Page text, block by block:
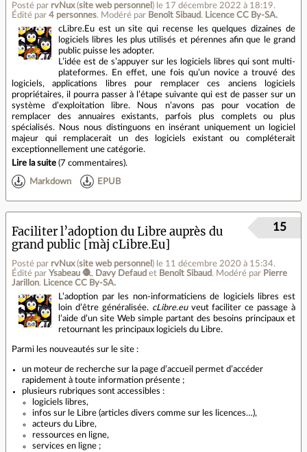
Posté par rvNux(site web personnel ) le 17 décembre 2022 à 18:19.
Édité par 4 personnes. Modéré par Benoît Sibaud. Licence CC By‑SA.
cLibre.Eu est un site qui recense les quelques dizaines de
logiciels libres les plus utilisés et pérennes afin que le grand
public puisse les adopter.
L’idée est de s’appuyer sur les logiciels libres qui sont multi-
plateformes. En effet, une fois qu’un novice a trouvé des
logiciels, applications libres pour remplacer ces anciens logiciels
propriétaires, il pourra passer à l’étape suivante qui est de passer sur un
système d’exploitation libre. Nous n’avons pas pour vocation de
remplacer des annuaires existants, parfois plus complets ou plus
spécialisés. Nous nous distinguons en insérant uniquement un logiciel
majeur qui remplacerait un des logiciels existant ou compléterait
exceptionnellement une catégorie.
Lire la suite (7 commentaires).
Markdown EPUB
Faciliter l’adoption du Libre auprès du
grand public [màj cLibre.Eu]
Posté par rvNux(site web personnel ) le 11 décembre 2020 à 15:34.
Édité par Ysabeau 🧶, Davy Defaud et Benoît Sibaud. Modéré par Pierre
Jarillon. Licence CC By‑SA.
15
L’adoption par les non‐informaticiens de logiciels libres est
loin d’être généralisée. cLibre.euveut faciliter ce passage à
l’aide d’un site Web simple partant des besoins principaux et
retournant les principaux logiciels du Libre.
Parmi les nouveautés sur le site :
un moteur de recherche sur la page d’accueil permet d’accéder
rapidement à toute information présente ;
plusieurs rubriques sont accessibles :
logiciels libres,
infos sur le Libre (articles divers comme sur les licences…),
acteurs du Libre,
ressources en ligne,
services en ligne ;